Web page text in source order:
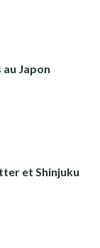
Japon
et Shinjuku